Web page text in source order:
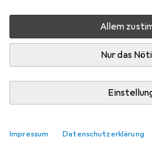
Allem
Nur das
Impressum Datenschutzerklärung
Pädagogische Fachkräfte und ihr
Kategorien Buchfolie und
Beliebt Buchfolie
Produktliste